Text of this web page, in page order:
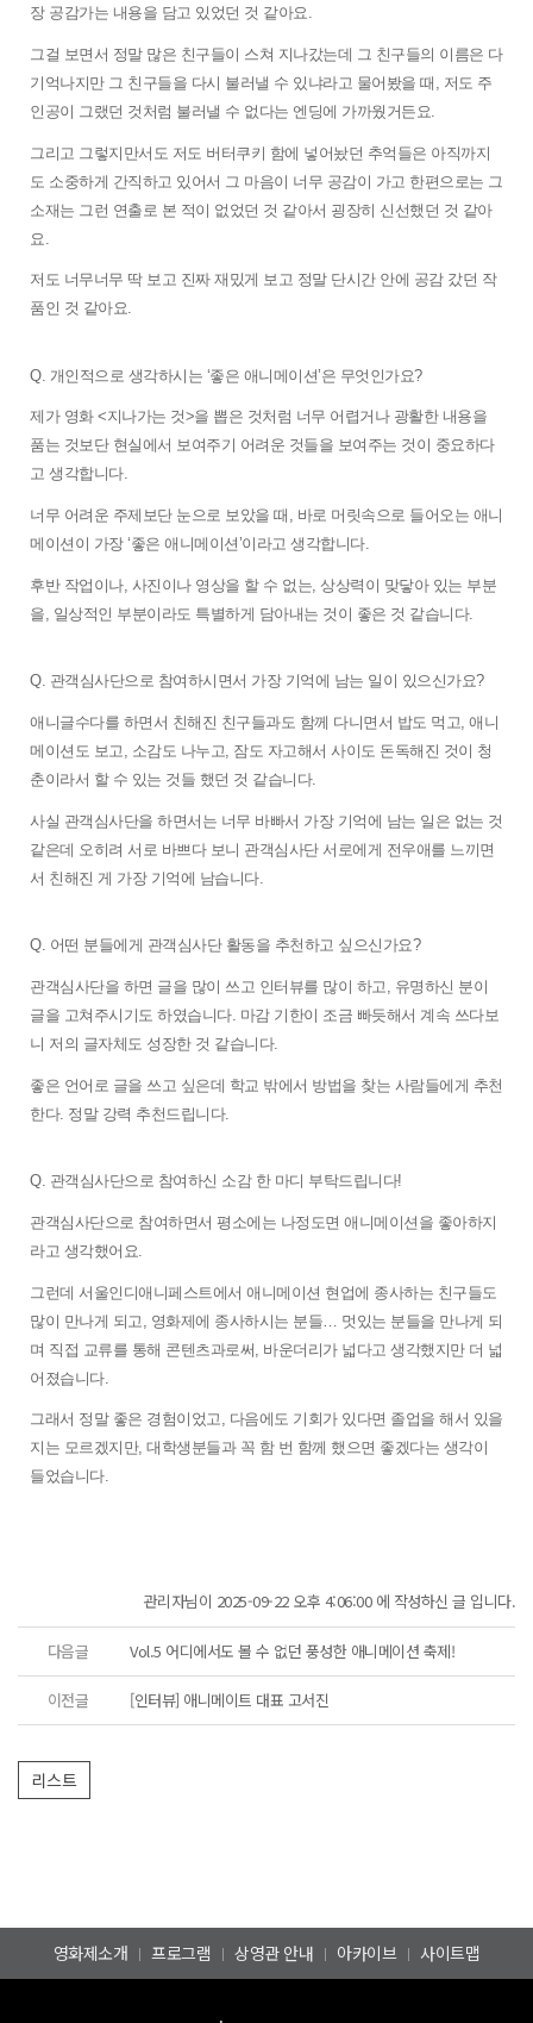
장 공감가는 내용을 담고 있었던 것 같아요.
그걸 보면서 정말 많은 친구들이 스쳐 지나갔는데 그 친구들의 이름은 다
기억나지만 그 친구들을 다시 불러낼 수 있냐라고 물어봤을 때, 저도 주
인공이 그랬던 것처럼 불러낼 수 없다는 엔딩에 가까웠거든요.
그리고 그렇지만서도 저도 버터쿠키 함에 넣어놨던 추억들은 아직까지
도 소중하게 간직하고 있어서 그 마음이 너무 공감이 가고 한편으로는 그
소재는 그런 연출로 본 적이 없었던 것 같아서 굉장히 신선했던 것 같아
요.
저도 너무너무 딱 보고 진짜 재밌게 보고 정말 단시간 안에 공감 갔던 작
품인 것 같아요.
Q. 개인적으로 생각하시는 ‘좋은 애니메이션’은 무엇인가요?
제가 영화 <지나가는 것>을 뽑은 것처럼 너무 어렵거나 광활한 내용을
품는 것보단 현실에서 보여주기 어려운 것들을 보여주는 것이 중요하다
고 생각합니다.
너무 어려운 주제보단 눈으로 보았을 때, 바로 머릿속으로 들어오는 애니
메이션이 가장 ‘좋은 애니메이션’이라고 생각합니다.
후반 작업이나, 사진이나 영상을 할 수 없는, 상상력이 맞닿아 있는 부분
을, 일상적인 부분이라도 특별하게 담아내는 것이 좋은 것 같습니다.
Q. 관객심사단으로 참여하시면서 가장 기억에 남는 일이 있으신가요?
애니글수다를 하면서 친해진 친구들과도 함께 다니면서 밥도 먹고, 애니
메이션도 보고, 소감도 나누고, 잠도 자고해서 사이도 돈독해진 것이 청
춘이라서 할 수 있는 것들 했던 것 같습니다.
사실 관객심사단을 하면서는 너무 바빠서 가장 기억에 남는 일은 없는 것
같은데 오히려 서로 바쁘다 보니 관객심사단 서로에게 전우애를 느끼면
서 친해진 게 가장 기억에 남습니다.
Q. 어떤 분들에게 관객심사단 활동을 추천하고 싶으신가요?
관객심사단을 하면 글을 많이 쓰고 인터뷰를 많이 하고, 유명하신 분이
글을 고쳐주시기도 하였습니다. 마감 기한이 조금 빠듯해서 계속 쓰다보
니 저의 글자체도 성장한 것 같습니다.
좋은 언어로 글을 쓰고 싶은데 학교 밖에서 방법을 찾는 사람들에게 추천
한다. 정말 강력 추천드립니다.
Q. 관객심사단으로 참여하신 소감 한 마디 부탁드립니다!
관객심사단으로 참여하면서 평소에는 나정도면 애니메이션을 좋아하지
라고 생각했어요.
그 런데 서울인디애니페스트에서 애니메이션 현업에 종사하는 친구들도
많이 만나게 되고, 영화제에 종사하시는 분들… 멋있는 분들을 만나게 되
며 직접 교류를 통해 콘텐츠과로써, 바운더리가 넓다고 생각했지만 더 넓
어졌습니다.
그래서 정말 좋은 경험이었고, 다음에도 기회가 있다면 졸업을 해서 있을
지는 모르겠지만, 대학생분들과 꼭 함 번 함께 했으면 좋겠다는 생각이
들었습니다.
관리자님이 2025-09-22 오후 4:06:00 에 작성하신 글 입니다.
다음글 Vol.5 어디에서도 볼 수 없던 풍성한 애니메이션 축제!
이전글 [인터뷰] 애니메이트 대표 고서진
영화제소개 프로그램 상영관 안내 아카이브 사이트맵